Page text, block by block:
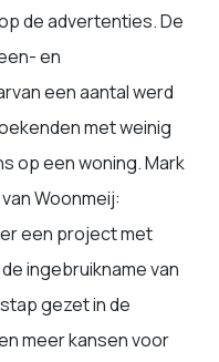
de advertenties. De
en
een aantal werd
met weinig
op een woning. Mark
Woonmeij:
een project met
ingebruikname van
gezet in de
meer kansen voor